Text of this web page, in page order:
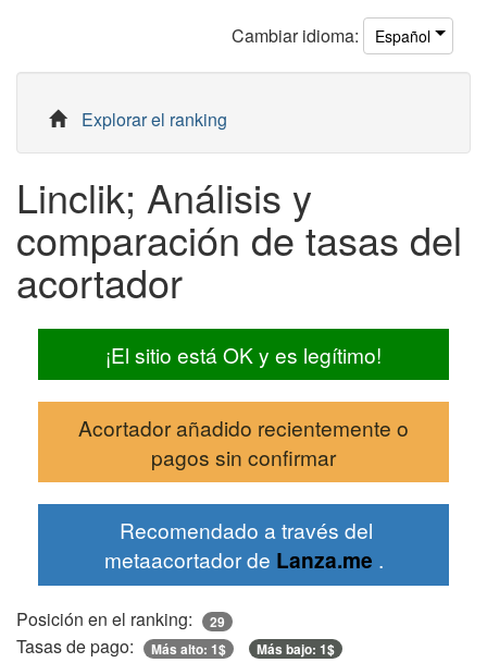
Cambiar idioma: Español
Explorar el ranking
Linclik; Análisis y
comparación de tasas del
acortador
¡El sitio está OK y es legítimo!
Acortador añadido recientemente o
pagos sin confirmar
Recomendado a través del
metaacortador de Lanza.me .
Posición en el ranking: 29
Tasas de pago: Más alto: 1$ Más bajo: 1$